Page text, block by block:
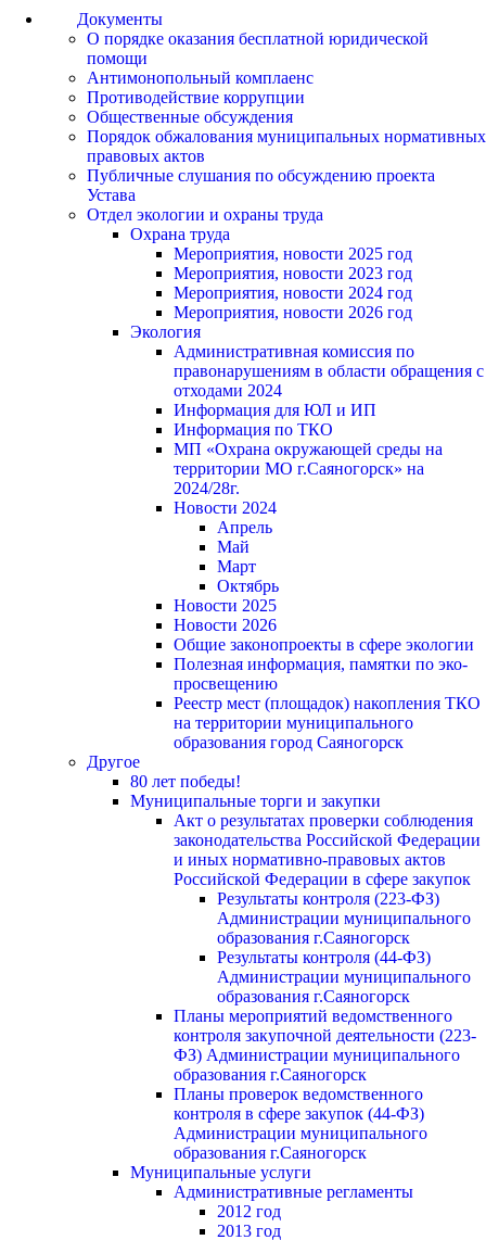
Документы
О порядке оказания бесплатной юридической
помощи
Антимонопольный комплаенс
Противодействие коррупции
Общественные обсуждения
Порядок обжалования муниципальных нормативных
правовых актов
Публичные слушания по обсуждению проекта
Устава
Отдел экологии и охраны труда
Охрана труда
Мероприятия, новости 2025 год
Мероприятия, новости 2023 год
Мероприятия, новости 2024 год
Мероприятия, новости 2026 год
Экология
Административная комиссия по
правонарушениям в области обращения с
отходами 2024
Информация для ЮЛ и ИП
Информация по ТКО
МП «Охрана окружающей среды на
территории МО г.Саяногорск» на
2024/28г.
Новости 2024
Апрель
Май
Март
Октябрь
Новости 2025
Новости 2026
Общие законопроекты в сфере экологии
Полезная информация, памятки по эко-
просвещению
Реестр мест (площадок) накопления ТКО
на территории муниципального
образования город Саяногорск
Другое
80 лет победы!
Муниципальные торги и закупки
Акт о результатах проверки соблюдения
законодательства Российской Федерации
и иных нормативно-правовых актов
Российской Федерации в сфере закупок
Результаты контроля (223-ФЗ)
Администрации муниципального
образования г.Саяногорск
Результаты контроля (44-ФЗ)
Администрации муниципального
образования г.Саяногорск
Планы мероприятий ведомственного
контроля закупочной деятельности (223-
ФЗ) Администрации муниципального
образования г.Саяногорск
Планы проверок ведомственного
контроля в сфере закупок (44-ФЗ)
Администрации муниципального
образования г.Саяногорск
Муниципальные услуги
Административные регламенты
2012 год
2013 год